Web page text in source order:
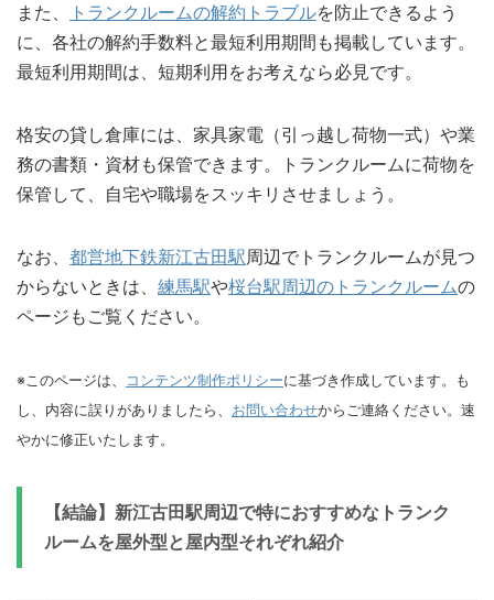
また、 トランクルームの解約トラブルを防止できるよう
に、各社の解約手数料と最短利用期間も掲載しています。
最短利用期間は、短期利用をお考えなら必見です。
格安の貸し倉庫には、家具家電（引っ越し荷物一式）や業
務の書類・資材も保管できます。トランクルームに荷物を
保管して、自宅や職場をスッキリさせましょう。
なお、 都営地下鉄新江古田駅周辺でトランクルームが見つ
からないときは、 練馬駅や桜台駅周辺のトランクルームの
ページもご覧ください。
※このページは、 コンテンツ制作ポリシーに基づき作成しています。も
し、内容に誤りがありましたら、 お問い合わせからご連絡ください。速
やかに修正いたします。
【結論】新江古田駅周辺で特におすすめなトランク
ルームを屋外型と屋内型それぞれ紹介